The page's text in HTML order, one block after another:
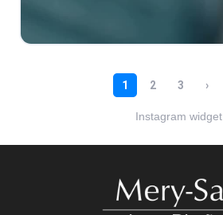
Instagram widget